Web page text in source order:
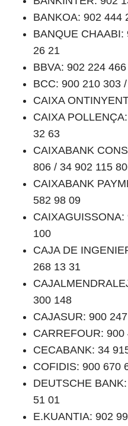
BANKOA: 902 444
BANQUE
26 21
BBVA: 902 224
BCC: 900 210 303
CAIXA
CAIXA
32 63
CAIXABANK
806 / 34 902 115
CAIXABANK
582 98 09
100
CAJA DE
268 13 31
300 148
CAJASUR: 900
CARREFOUR: 900
CECABANK: 34
COFIDIS: 900 670
DEUTSCHE
51 01
E.KUANTIA: 902